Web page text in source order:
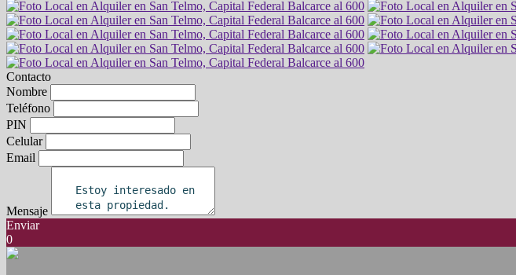
Contacto
Nombre
Teléfono
PIN
Celular
Email
Mensaje
Enviar
0